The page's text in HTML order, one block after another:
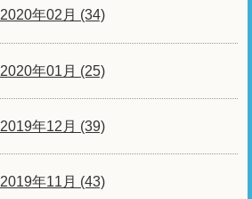
2020年02月 (34)
2020年01月 (25)
2019年12月 (39)
2019年11月 (43)